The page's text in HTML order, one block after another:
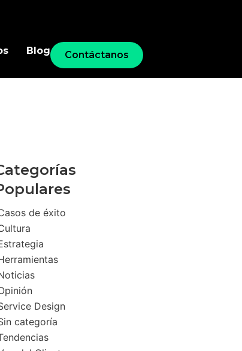
Blog Contáctanos
de éxito
Design
categoría